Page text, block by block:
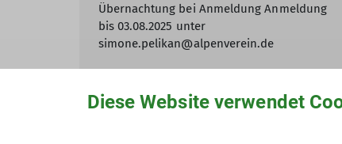
Übernachtung bei Anmeldung Anmeldung
bis 03.08.2025 unter
simone.pelikan@alpenverein.de
Diese Website verwendet